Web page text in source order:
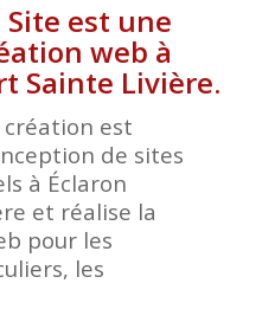
Site est une
web à
Sainte Livière.
est
de sites
à Éclaron
et réalise la
pour les
les